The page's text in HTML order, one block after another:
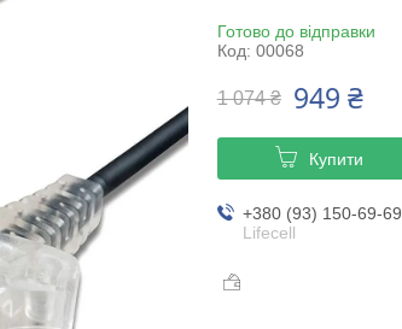
Готово до відправки
Код: 00068
1 074 ₴ 949 ₴
Купити
+380 (93) 150-69-69
Lifecell